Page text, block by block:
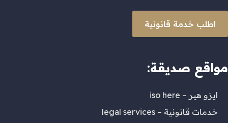
اطلب خدمة قانونية
مواقع صديقة:
ايزو هير – iso here
خدمات قانونية – legal services